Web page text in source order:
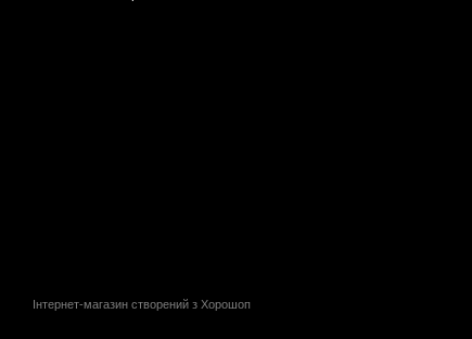
Інтернет-магазин створений з Хорошоп